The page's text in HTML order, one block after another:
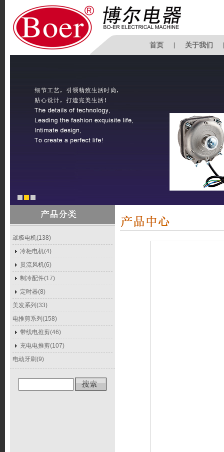
首页 | 关于我们 |
罩极电机(138)
冷柜电机(4)
贯流风机(6)
制冷配件(17)
定时器(8)
美发系列(33)
电推剪系列(158)
带线电推剪(46)
充电电推剪(107)
电动牙刷(9)